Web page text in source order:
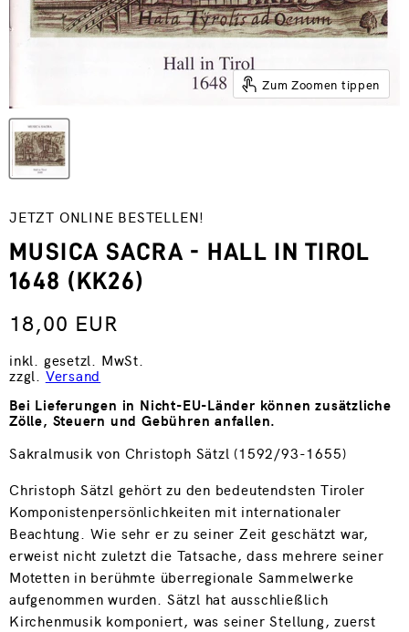
Zum Zoomen tippen
JETZT ONLINE BESTELLEN!
MUSICA SACRA - HALL IN TIROL
1648 (KK26)
18,00 EUR
inkl. gesetzl. MwSt.
zzgl. Versand
Bei Lieferungen in Nicht-EU-Länder können zusätzliche
Zölle, Steuern und Gebühren anfallen.
Sakralmusik von Christoph Sätzl (1592/93-1655)
Christoph Sätzl gehört zu den bedeutendsten Tiroler
Komponistenpersönlichkeiten mit internationaler
Beachtung. Wie sehr er zu seiner Zeit geschätzt war,
erweist nicht zuletzt die Tatsache, dass mehrere seiner
Motetten in berühmte überregionale Sammelwerke
aufgenommen wurden. Sätzl hat ausschließlich
Kirchenmusik komponiert, was seiner Stellung, zuerst